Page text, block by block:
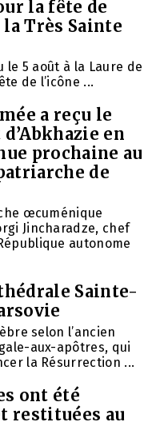
la fête de
Très Sainte
le 5 août à la Laure de
de l’icône ...
a reçu le
en
prochaine au
de
œcuménique
Jincharadze, chef
autonome
Sainte-
selon l’ancien
aux-apôtres, qui
la Résurrection ...
ont été
restituées au